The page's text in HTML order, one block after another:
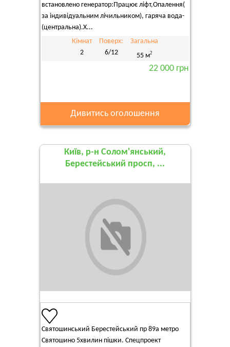
встановлено генератор:Працює ліфт,Опалення(
за індивідуальним лічильником), гаряча вода-
(центральна).Х...
Кімнат
2
Поверх:
6/12
Загальна
55 м2
22 000 грн
Дивитись оголошення
Київ, р-н Солом'янський,
Берестейський просп, ...
Святошинський Берестейський пр 89а метро
Святошино 5хвилин пішки. Спецпроект